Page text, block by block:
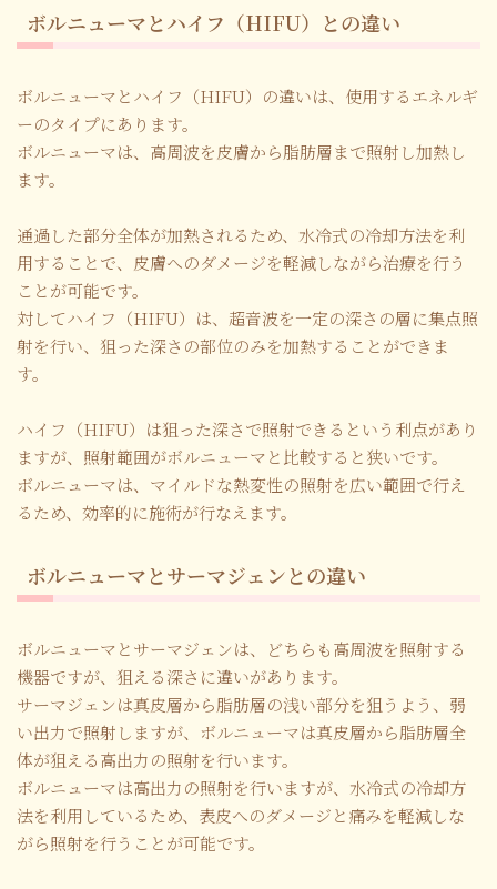
ボルニューマとハイフ（HIFU）との違い
ボルニューマとハイフ（HIFU）の違いは、使用するエネルギ
ーのタイプにあります。
ボルニューマは、高周波を皮膚から脂肪層まで照射し加熱し
ます。
通過した部分全体が加熱されるため、水冷式の冷却方法を利
用することで、皮膚へのダメージを軽減しながら治療を行う
ことが可能です。
対してハイフ（HIFU）は、超音波を一定の深さの層に集点照
射を行い、狙った深さの部位のみを加熱することができま
す。
ハイフ（HIFU）は狙った深さで照射できるという利点があり
ますが、照射範囲がボルニューマと比較すると狭いです。
ボルニューマは、マイルドな熱変性の照射を広い範囲で行え
るため、効率的に施術が行なえます。
ボルニューマとサーマジェンとの違い
ボルニューマとサーマジェンは、どちらも高周波を照射する
機器ですが、狙える深さに違いがあります。
サーマジェンは真皮層から脂肪層の浅い部分を狙うよう、弱
い出力で照射しますが、ボルニューマは真皮層から脂肪層全
体が狙える高出力の照射を行います。
ボルニューマは高出力の照射を行いますが、水冷式の冷却方
法を利用しているため、表皮へのダメージと痛みを軽減しな
がら照射を行うことが可能です。